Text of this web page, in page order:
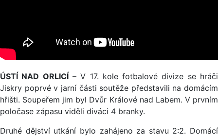
ÚSTÍ NAD ORLICÍ– V 17. kole fotbalové divize se hráči
Jiskry poprvé v jarní části soutěže představili na domácím
hřišti. Soupeřem jim byl Dvůr Králové nad Labem. V prvním
poločase zápasu viděli diváci 4 branky.
Druhé dějství utkání bylo zahájeno za stavu 2:2. Domácí